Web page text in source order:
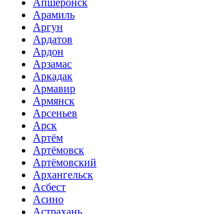
Апшеронск
Арамиль
Аргун
Ардатов
Ардон
Арзамас
Аркадак
Армавир
Армянск
Арсеньев
Арск
Артём
Артёмовск
Артёмовский
Архангельск
Асбест
Асино
Астрахань